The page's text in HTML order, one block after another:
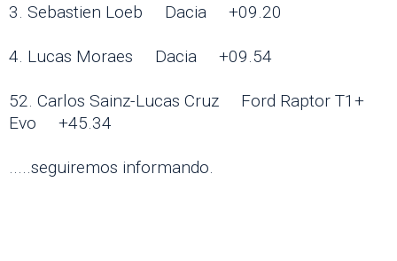
3. Sebastien Loeb Dacia +09.20
4. Lucas Moraes Dacia +09.54
52. Carlos Sainz-Lucas Cruz Ford Raptor T1+
Evo +45.34
.....seguiremos informando.